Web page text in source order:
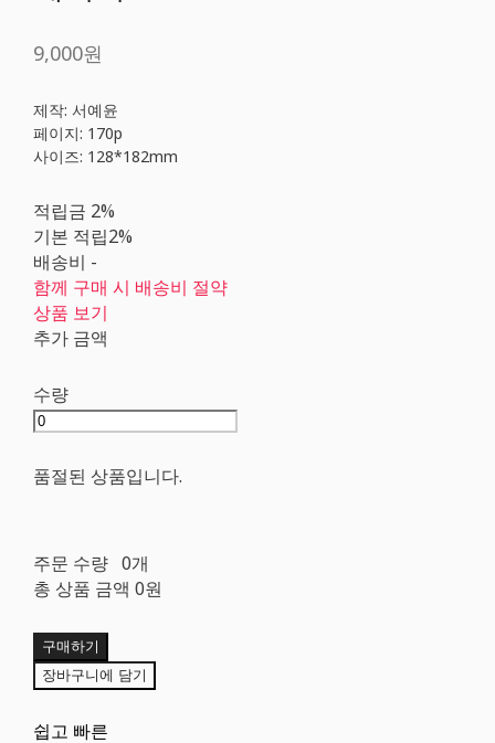
9,000원
제작: 서예윤
페이지: 170p
사이즈: 128*182mm
적립금 2%
기본 적립2%
배송비 -
함께 구매 시 배송비 절약
상품 보기
추가 금액
수량
품절된 상품입니다.
주문 수량 0개
총 상품 금액 0원
구매하기
장바구니에 담기
쉽고 빠른